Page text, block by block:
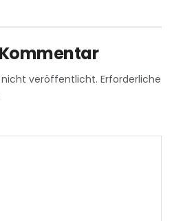
nicht veröffentlicht. Erforderliche